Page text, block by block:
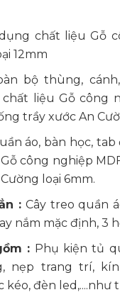
chất liệu Gỗ
12mm
bộ thùng,
liệu Gỗ công
trầy xước An
áo, bàn học, tab
công nghiệp
loại 6mm.
:Cây treo quần
nắm mặc định, 3
: Phụ kiện tủ
nẹp trang trí,
kéo, đèn led,....như